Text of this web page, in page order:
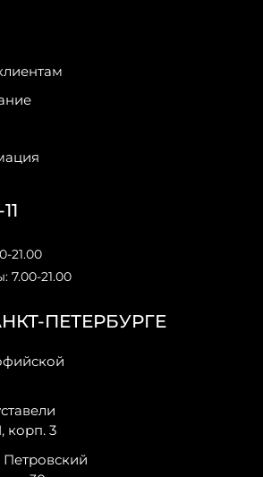
ПЕТЕРБУРГЕ
корп. 3
21.00
7.00-21.00